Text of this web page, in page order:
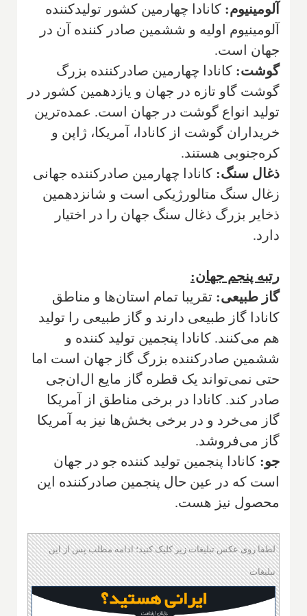
آلومینیوم: کانادا چهارمین کشور تولیدکننده
آلومینیوم اولیه و ششمین صادر کننده آن در
جهان است.
گوشت: کانادا چهارمین صادرکننده بزرگ
گوشت گاو تازه در جهان و یازدهمین کشور در
تولید انواع گوشت در جهان است. عمده‌ترین
خریداران گوشت از کانادا، آمریکا، ژاپن و
کره‌جنوبی هستند.
ذغال سنگ: کانادا چهارمین صادرکننده جهانی
زغال سنگ متالورژیکی است و شانزدهمین
ذخایر بزرگ ذغال سنگ جهان را در اختیار
دارد.
رتبه پنجم جهان:
گاز طبیعی: تقریبا تمام استان‌ها و مناطق
کانادا گاز طبیعی دارند و گاز طبیعی را تولید
هم می‌کنند. کانادا پنجمین تولید کننده و
ششمین صادرکننده بزرگ گاز جهان است اما
حتی نمی‌تواند یک قطره گاز مایع ال‌ان‌جی
صادر کند. کانادا در برخی مناطق از آمریکا
گاز می‌خرد و در برخی بخش‌ها نیز به آمریکا
گاز می‌فروشد.
جو: کانادا پنجمین تولید کننده جو در جهان
است که در عین حال پنجمین صادرکننده این
محصول نیز هست.
لطفا روی عکس تبلیغات زیر کلیک کنید؛ ادامه مطلب پس از این
تبلیغات